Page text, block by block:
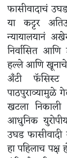
फासीवादाचं
या कट्टर
न्यायालयानं
निर्वासित आणि
हल्ले आणि खूनाचे
अँटी
पाठपुराव्यामुळे
खटला निकाली
आधुनिक
उघड
हा पहिलाच पक्ष